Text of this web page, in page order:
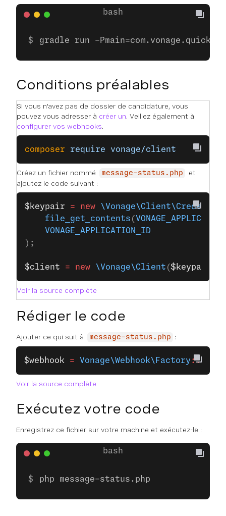
gradle run -
Conditions préalables
Si vous n'avez pas de dossier de candidature, vous
pouvez vous adresser à créer un. Veillez également à
configurer vos webhooks.
composer require vonage/client
Créez un fichier nommé message-status.php
et
ajoutez le code suivant :
$keypair = new
    file_get_contents
(
    VONAGE_APPLICATION_ID
);
$client = new \Vonage\Client ($keypair
Voir la source complète
Rédiger le code
Ajouter ce qui suit à message-status.php :
$webhook = Vonage\Webhook\Factory ::
Voir la source complète
Exécutez votre code
Enregistrez ce fichier sur votre machine et exécutez-le :
php message-status.php